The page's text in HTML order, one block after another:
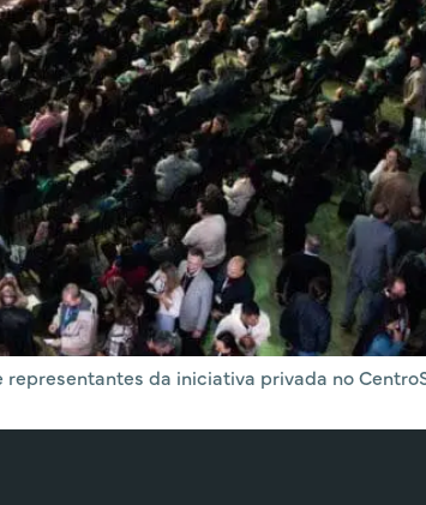
da iniciativa privada no